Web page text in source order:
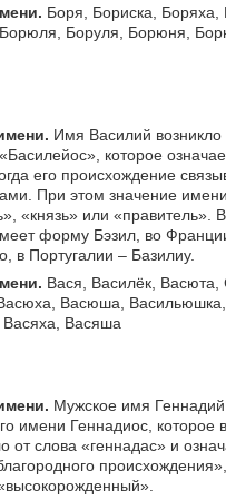
Боря, Бориска, Боряха,
Боруля, Борюня,
Имя Василий возникло
которое
его происхождение
При этом значение
«князь» или «правитель». В
форму Бэзил, во
в Португалии – Базилиу.
Вася, Василёк, Васюта,
Васюша, Васильюшка,
Васяха, Васяша
Мужское имя
имени Геннадиос, которое
от слова «геннадас» и
происхождения»,